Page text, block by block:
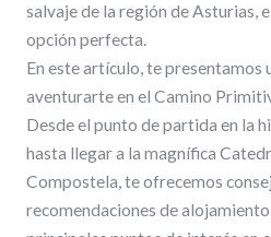
salvaje de la región de Asturias,
opción perfecta.
En este artículo, te presentamos
aventurarte en el Camino
Desde el punto de partida en la
hasta llegar a la magnífica
Compostela, te ofrecemos
recomendaciones de